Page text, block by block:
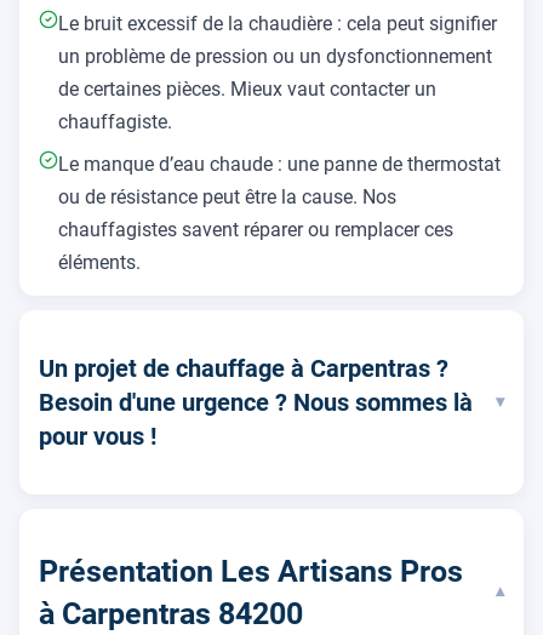
Le bruit excessif de la chaudière : cela peut signifier
un problème de pression ou un dysfonctionnement
de certaines pièces. Mieux vaut contacter un
chauffagiste.
Le manque d’eau chaude : une panne de thermostat
ou de résistance peut être la cause. Nos
chauffagistes savent réparer ou remplacer ces
éléments.
Un projet de chauffage à Carpentras ?
Besoin d'une urgence ? Nous sommes là
pour vous !
▾
Présentation Les Artisans Pros
à Carpentras 84200
▾